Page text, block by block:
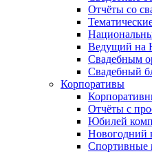
Отчёты со
Ведущий на
Свадебным
Свадебный
Корпоративы
Отчёты с
Юбилей
Новогодний
Спортивные